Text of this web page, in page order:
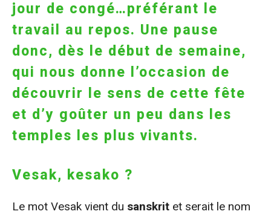
jour de congé…préférant le
travail au repos. Une pause
donc, dès le début de semaine,
qui nous donne l’occasion de
découvrir le sens de cette fête
et d’y goûter un peu dans les
temples les plus vivants.
Vesak, kesako ?
Le mot Vesak vient du sanskrit et serait le nom